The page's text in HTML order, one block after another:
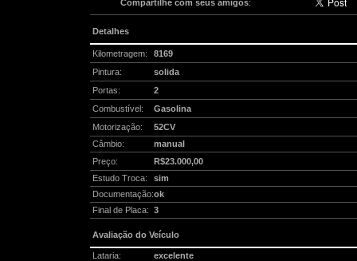
Compartilhe com seus amigos:
Detalhes
Kilometragem:
8169
Pintura:
solida
Portas:
2
Combustível:
Gasolina
Motorização:
52CV
Câmbio:
manual
Preço:
R$23.000,00
Estudo Troca:
sim
Documentação:ok
Final de Placa: 3
Avaliação do Veículo
Lataria:
excelente